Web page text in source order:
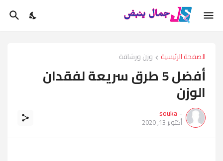
الصفحة الرئيسية وزن ورشاقة
أفضل 5 طرق سريعة لفقدان
الوزن
-
souka
أكتوبر 13, 2020